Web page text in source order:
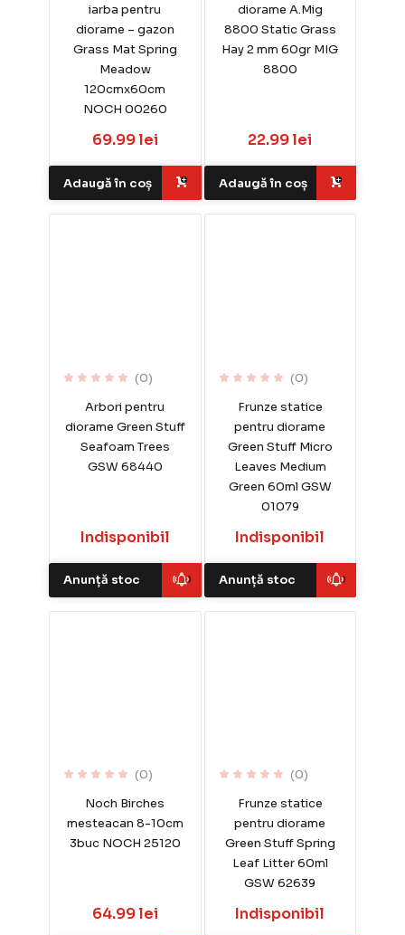
iarba pentru
diorame – gazon
Grass Mat Spring
Meadow
120cmx60cm
NOCH 00260
69.99 lei
Adaugă în coș
diorame A.Mig
8800 Static Grass
Hay 2 mm 60gr MIG
8800
22.99 lei
Adaugă în coș
(0)
Arbori pentru
diorame Green Stuff
Seafoam Trees
GSW 68440
Indisponibil
Anunță stoc
(0)
Frunze statice
pentru diorame
Green Stuff Micro
Leaves Medium
Green 60ml GSW
01079
Indisponibil
Anunță stoc
(0)
Noch Birches
mesteacan 8-10cm
3buc NOCH 25120
64.99 lei
(0)
Frunze statice
pentru diorame
Green Stuff Spring
Leaf Litter 60ml
GSW 62639
Indisponibil